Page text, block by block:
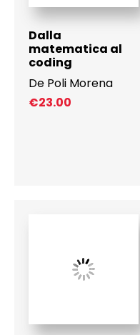
Dalla
matematica al
coding
De Poli Morena
€23.00